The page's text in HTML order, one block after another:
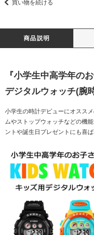
買い物を続ける
商品説明
『小学生中高学年の
デジタルウォッチ(腕
小学生の時計デビューにオスス
ムやストップウォッチなどの機
ントや誕生日プレゼントにも喜